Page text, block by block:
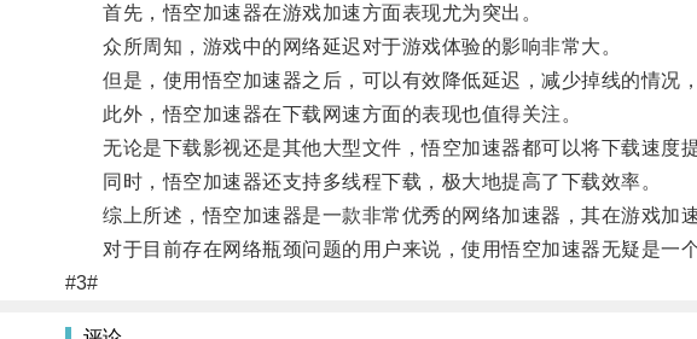
首先，悟空加速器在游戏加速方面表现尤为突出。
众所周知，游戏中的网络延迟对于游戏体验的影响非常大。
但是，使用悟空加速器之后，可以有效降低延迟，减少掉线的情况，
此外，悟空加速器在下载网速方面的表现也值得关注。
无论是下载影视还是其他大型文件，悟空加速器都可以将下载速度
同时，悟空加速器还支持多线程下载，极大地提高了下载效率。
综上所述，悟空加速器是一款非常优秀的网络加速器，其在游戏加速
对于目前存在网络瓶颈问题的用户来说，使用悟空加速器无疑是一个
#3#